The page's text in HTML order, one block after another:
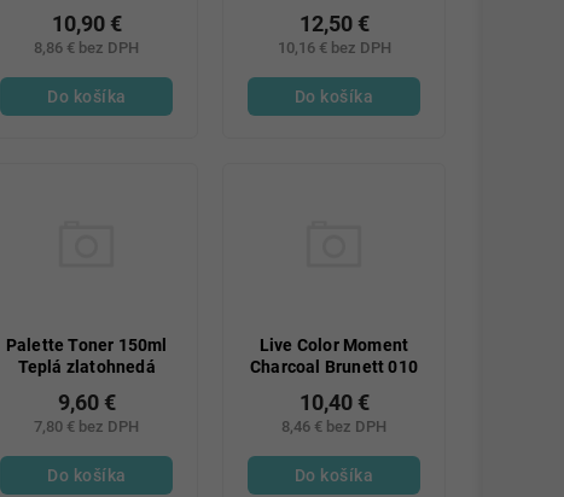
8,86 € bez DPH
10,90 €
Do košíka
10,16 € bez DPH
12,50 €
Do košíka
Palette Toner 150ml
Teplá zlatohnedá
7,80 € bez DPH
9,60 €
Do košíka
Live Color Moment
Charcoal Brunett 010
8,46 € bez DPH
10,40 €
Do košíka